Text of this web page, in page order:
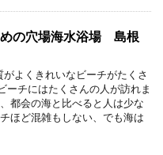
めの穴場海水浴場 島根
よくきれいなビーチがたくさ
ーチにはたくさんの人が訪れま
都会の海と比べると人は少な
ほど混雑もしない、でも海は